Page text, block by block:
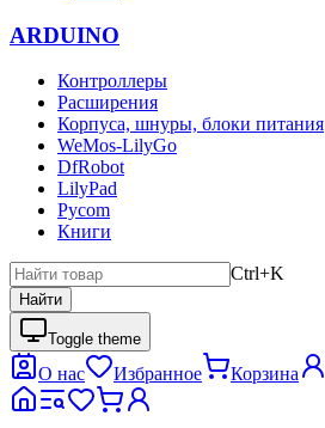
ARDUINO
Контроллеры
Расширения
Корпуса, шнуры, блоки питания
WeMos-LilyGo
DfRobot
LilyPad
Pycom
Книги
Ctrl+K
Найти
Toggle theme
О нас Избранное Корзина